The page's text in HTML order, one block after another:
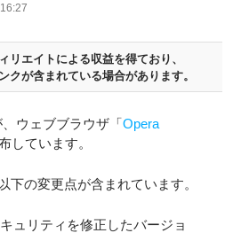
リエイトによる収益を得ており、
クが含まれている場合があります。
ウェブブラウザ「Opera
しています。
下の変更点が含まれています。
ュリティを修正したバージョ